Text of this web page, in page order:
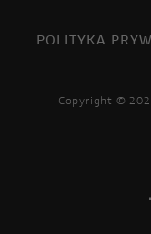
POLITYKA
Copyright ©